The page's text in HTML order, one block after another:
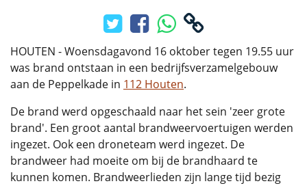
HOUTEN - Woensdagavond 16 oktober tegen 19.55 uur
was brand ontstaan in een bedrijfsverzamelgebouw
aan de Peppelkade in 112 Houten.
De brand werd opgeschaald naar het sein 'zeer grote
brand'. Een groot aantal brandweervoertuigen werden
ingezet. Ook een droneteam werd ingezet. De
brandweer had moeite om bij de brandhaard te
kunnen komen. Brandweerlieden zijn lange tijd bezig